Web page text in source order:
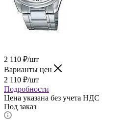
2 110 ₽/шт
Варианты цен
2 110 ₽/шт
Подробности
Цена указана без учета НДС
Под заказ